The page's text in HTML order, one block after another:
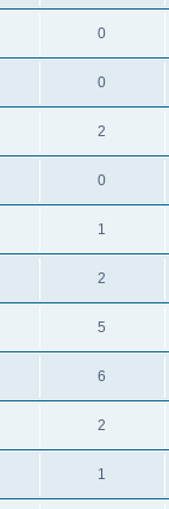
תגובות
צפיות
0
תגובות
צפיות
0
תגובות
צפיות
2
תגובות
צפיות
0
תגובות
צפיות
1
תגובות
צפיות
2
תגובות
צפיות
5
תגובות
צפיות
6
תגובות
צפיות
2
תגובות
צפיות
1
תגובות
צפיות